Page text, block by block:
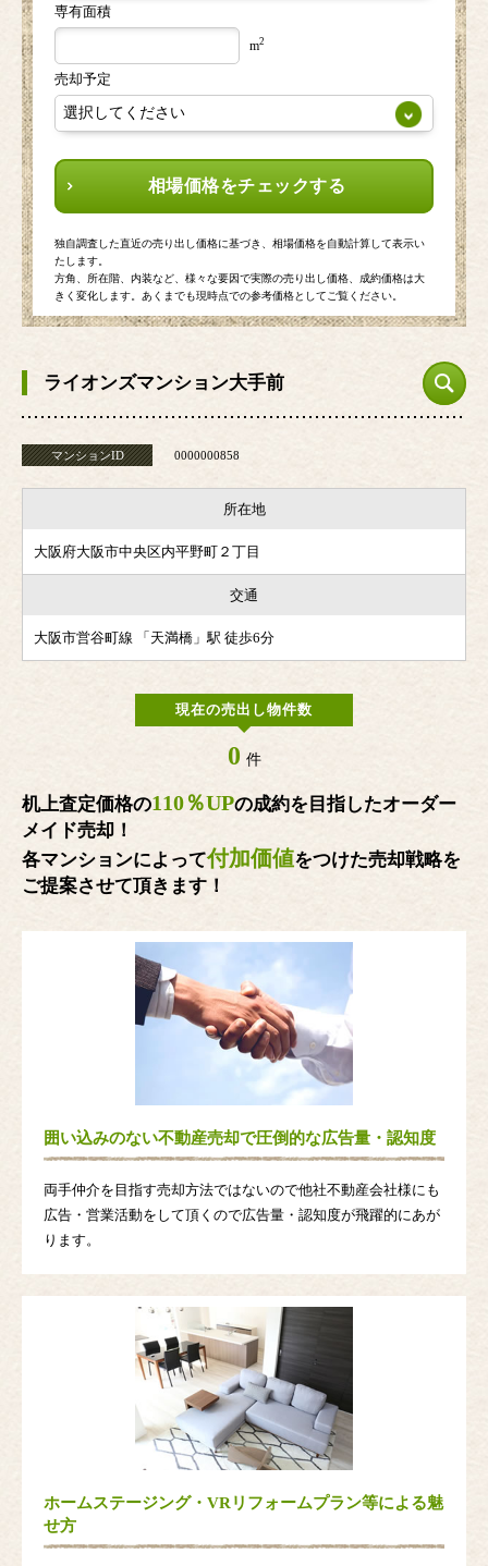
専有面積
m2
売却予定
相場価格をチェックする
独自調査した直近の売り出し価格に基づき、相場価格を自動計算して表示い
たします。
方角、所在階、内装など、様々な要因で実際の売り出し価格、成約価格は大
きく変化します。あくまでも現時点での参考価格としてご覧ください。
ライオンズマンション大手前
マンションID 0000000858
所在地
大阪府大阪市中央区内平野町２丁目
交通
大阪市営谷町線 「天満橋」駅 徒歩6分
現在の売出し物件数
0 件
机上査定価格の110％UPの成約を目指したオーダー
メイド売却！
各マンションによって付加価値をつけた売却戦略を
ご提案させて頂きます！
囲い込みのない不動産売却で圧倒的な広告量・認知度
両手仲介を目指す売却方法ではないので他社不動産会社様にも
広告・営業活動をして頂くので広告量・認知度が飛躍的にあが
ります。
ホームステージング・VRリフォームプラン等による魅
せ方